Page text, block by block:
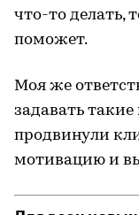
что-то делать,
поможет.
Моя же
задавать
продвинули
мотивацию и